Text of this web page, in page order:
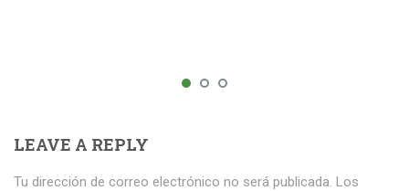
LEAVE A REPLY
Tu dirección de correo electrónico no será publicada. Los